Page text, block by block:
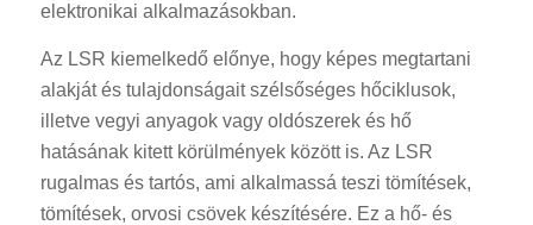
elektronikai alkalmazásokban.
Az LSR kiemelkedő előnye, hogy képes megtartani
alakját és tulajdonságait szélsőséges hőciklusok,
illetve vegyi anyagok vagy oldószerek és hő
hatásának kitett körülmények között is. Az LSR
rugalmas és tartós, ami alkalmassá teszi tömítések,
tömítések, orvosi csövek készítésére. Ez a hő- és